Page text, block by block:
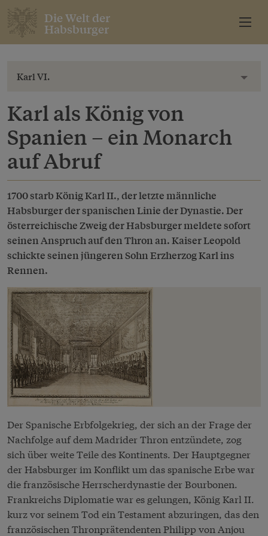
Die Welt der
Habsburger
Karl VI.
Karl als König von
Spanien – ein Monarch
auf Abruf
1700 starb König Karl II., der letzte männliche
Habsburger der spanischen Linie der Dynastie. Der
österreichische Zweig der Habsburger meldete sofort
seinen Anspruch auf den Thron an. Kaiser Leopold
schickte seinen jüngeren Sohn Erzherzog Karl ins
Rennen.
Der Spanische Erbfolgekrieg, der sich an der Frage der
Nachfolge auf dem Madrider Thron entzündete, zog
sich über weite Teile des Kontinents. Der Hauptgegner
der Habsburger im Konflikt um das spanische Erbe war
die französische Herrscherdynastie der Bourbonen.
Frankreichs Diplomatie war es gelungen, König Karl II.
kurz vor seinem Tod ein Testament abzuringen, das den
französischen Thronprätendenten Philipp von Anjou